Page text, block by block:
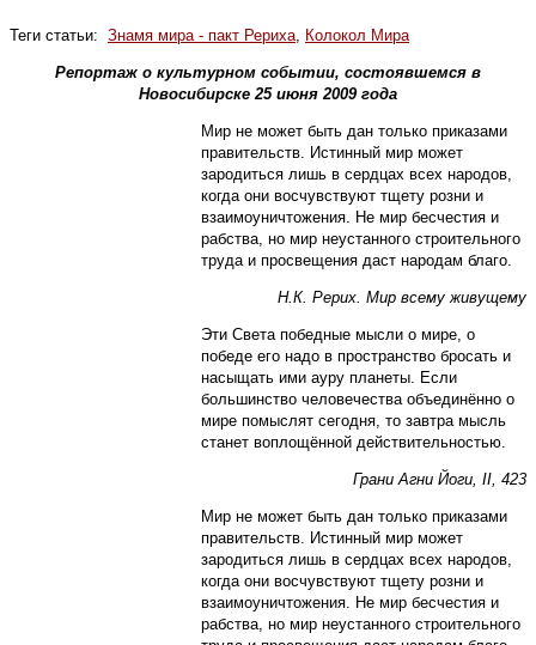
Теги статьи: Знамя мира - пакт Рериха Колокол Мира
Репортаж о культурном событии, состоявшемся в
Новосибирске 25 июня 2009 года
Мир не может быть дан только приказами
правительств. Истинный мир может
зародиться лишь в сердцах всех народов,
когда они вос­чувствуют тщету розни и
взаимоуничтожения. Не мир бесчестия и
рабства, но мир неустанного строительного
труда и просвещения даст народам благо.
Н.К. Рерих. Мир всему живущему
Эти Света победные мысли о мире, о
победе его надо в пространство бросать и
насыщать ими ауру планеты. Если
большинство человечества объединённо о
мире помыслят сегодня, то завтра мысль
станет воплощённой действительностью.
Грани Агни Йоги, II, 423
Мир не может быть дан только приказами
правительств. Истинный мир может
зародиться лишь в сердцах всех народов,
когда они вос­чувствуют тщету розни и
взаимоуничтожения. Не мир бесчестия и
рабства, но мир неустанного строительного